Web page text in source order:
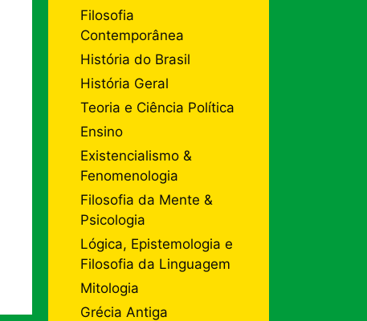
Filosofia
Contemporânea
História do Brasil
História Geral
Teoria e Ciência Política
Ensino
Existencialismo &
Fenomenologia
Filosofia da Mente &
Psicologia
Lógica, Epistemologia e
Filosofia da Linguagem
Mitologia
Grécia Antiga